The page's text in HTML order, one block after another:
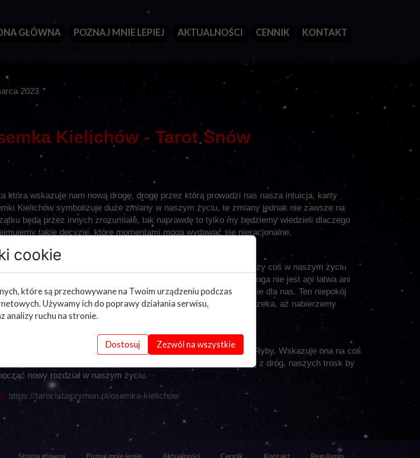
Strona główna Poznaj mnie lepiej Aktualności Cennik Kontakt Regulamin
https://tarocistaszymon.pl/osemka-kielichow
2023
Kielichów - Tarot Snów
która wskazuje nam nową drogę, drogę przez którą prowadzi nas nasza intuicja, karty
Kielichów symbolizuje duże zmiany w naszym życiu, te zmiany jednak nie zawsze na
będą przez innych zrozumiałe, tak naprawdę to tylko my będziemy wiedzieli dlaczego
takie decyzje, które momentami mogą wydawać się nieracjonalne.
Ósemka Kielichów jest wypełniona niepokojem, pokazuje że należy coś w naszym życiu
wskazuje nam że potrzebujemy nowej drogi życiowej ale ta droga nie jest ani łatwa ani
Nowa ścieżka życiowa zaczyna się właśnie w tym momencie dla nas. Ten niepokój
może nam towarzyszyć dłuższy czas, aż zrozumiemy co nas czeka, aż nabierzemy
że to dobra droga dla nas.
karta Ósemka Kielichów jest symbolem Saturna w znaku Ryby. Wskazuje ona na coś
na zakończenie pewnych działań, dążenie do końca jednej z dróg, naszych trosk by
nowy rozdział w naszym życiu.
GŁÓWNA POZNAJ MNIE LEPIEJ AKTUALNOŚCI CENNIK KONTAKT
cookie
które są przechowywane na Twoim urządzeniu podczas
Używamy ich do poprawy działania serwisu,
analizy ruchu na stronie.
Dostosuj Zezwól na wszystkie